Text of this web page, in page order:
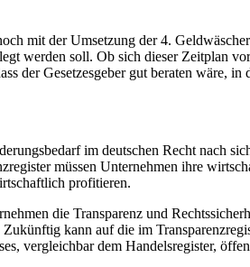
mit der Umsetzung der 4.
werden soll. Ob sich dieser Zeitplan
der Gesetzesgeber gut beraten wäre,
im deutschen Recht nach
müssen Unternehmen ihre
profitieren.
die Transparenz und
kann auf die im
vergleichbar dem Handelsregister,